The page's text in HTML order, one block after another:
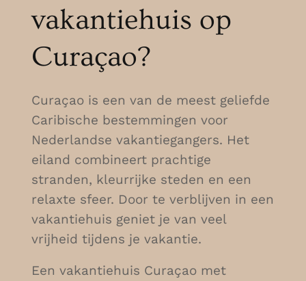
vakantiehuis op
Curaçao?
Curaçao is een van de meest geliefde
Caribische bestemmingen voor
Nederlandse vakantiegangers. Het
eiland combineert prachtige
stranden, kleurrijke steden en een
relaxte sfeer. Door te verblijven in een
vakantiehuis geniet je van veel
vrijheid tijdens je vakantie.
Een vakantiehuis Curaçao met